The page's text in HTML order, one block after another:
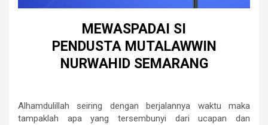
MEWASPADAI SI
PENDUSTA MUTALAWWIN
NURWAHID SEMARANG
Alhamdulillah seiring dengan berjalannya waktu maka
tampaklah apa yang tersembunyi dari ucapan dan